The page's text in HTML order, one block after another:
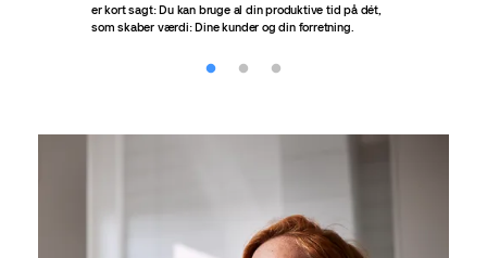
er kort sagt: Du kan bruge al din produktive tid på dét,
som skaber værdi: Dine kunder og din forretning.